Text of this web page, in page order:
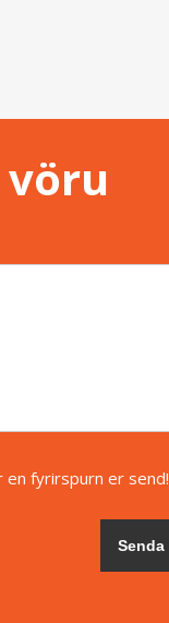
fyrirspurn er send!